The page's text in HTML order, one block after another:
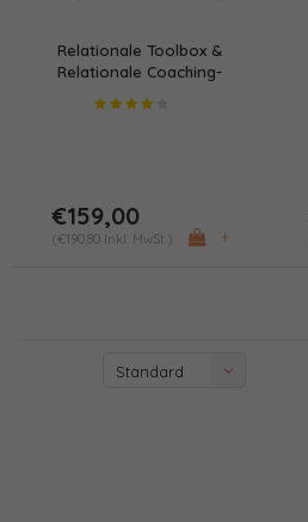
Relationale Toolbox &
Relationale Coaching-
€159,00
(€190,80 Inkl. MwSt.) +
Standard